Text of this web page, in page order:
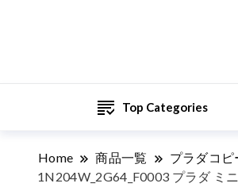
Top Categories
Home 商品一覧 プラダコピ
1N204W_2G64_F0003 プラダ ミ